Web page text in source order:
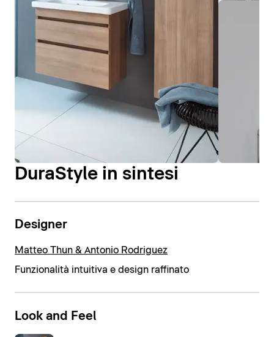
DuraStyle in sintesi
Designer
Matteo Thun & Antonio Rodriguez
Funzionalità intuitiva e design raffinato
Look and Feel